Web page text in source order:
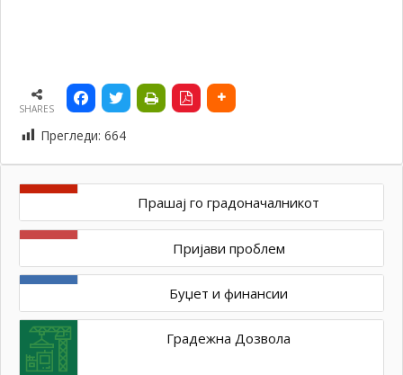
SHARES
Прегледи: 664
Прашај го градоначалникот
Пријави проблем
Буџет и финансии
Градежна Дозвола